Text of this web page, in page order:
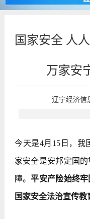
国家安全 人
万家安
辽宁经济信
今天是4月15日，我
家安全是安邦定国
障。平安产险始终
国家安全法治宣传教